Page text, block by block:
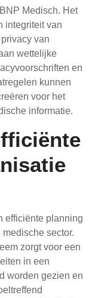
Medisch. Het
integriteit van
van
wettelijke
en
kunnen
voor het
informatie.
efficiënte planning
sector.
zorgt voor een
in een
worden gezien en